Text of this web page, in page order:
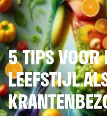
5 TIPS VOOR
LEEFSTIJL